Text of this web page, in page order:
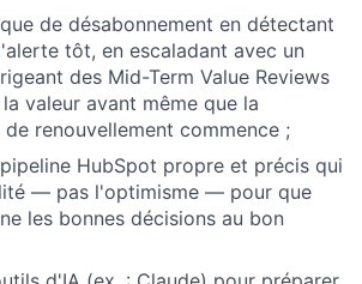
de désabonnement en détectant
tôt, en escaladant avec un
des Mid-Term Value Reviews
valeur avant même que la
renouvellement commence ;
HubSpot propre et précis qui
— pas l'optimisme — pour que
les bonnes décisions au bon